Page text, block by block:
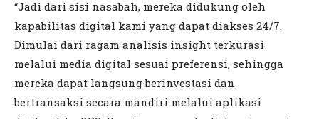
“Jadi dari sisi nasabah, mereka didukung oleh
kapabilitas digital kami yang dapat diakses 24/7.
Dimulai dari ragam analisis insight terkurasi
melalui media digital sesuai preferensi, sehingga
mereka dapat langsung berinvestasi dan
bertransaksi secara mandiri melalui aplikasi